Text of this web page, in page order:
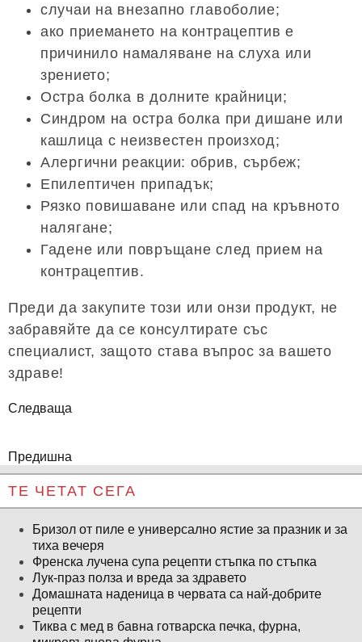
случаи на внезапно главоболие;
ако приемането на контрацептив е
причинило намаляване на слуха или
зрението;
Остра болка в долните крайници;
Синдром на остра болка при дишане или
кашлица с неизвестен произход;
Алергични реакции: обрив, сърбеж;
Епилептичен припадък;
Рязко повишаване или спад на кръвното
налягане;
Гадене или повръщане след прием на
контрацептив.
Преди да закупите този или онзи продукт, не
забравяйте да се консултирате със
специалист, защото става въпрос за вашето
здраве!
Следваща
Предишна
ТЕ ЧЕТАТ СЕГА
Бризол от пиле е универсално ястие за празник и за
тиха вечеря
Френска лучена супа рецепти стъпка по стъпка
Лук-праз полза и вреда за здравето
Домашната наденица в червата са най-добрите
рецепти
Тиква с мед в бавна готварска печка, фурна,